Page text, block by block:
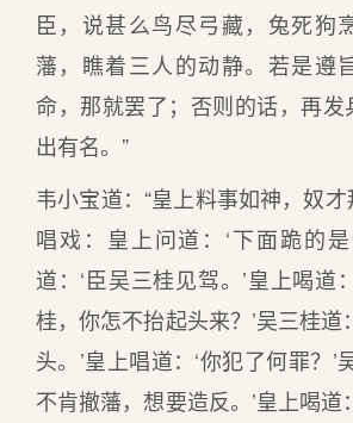
臣，说甚么鸟尽弓藏，兔死狗
藩，瞧着三人的动静。若是遵
命，那就罢了；否则的话，再发
出有名。”
韦小宝道：“皇上料事如神，奴
唱戏：皇上问道：‘下面跪的
道：‘臣吴三桂见驾。’皇上喝道
桂，你怎不抬起头来？’吴三桂道
头。’皇上唱道：‘你犯了何罪？’
不肯撤藩，想要造反。’皇上喝道